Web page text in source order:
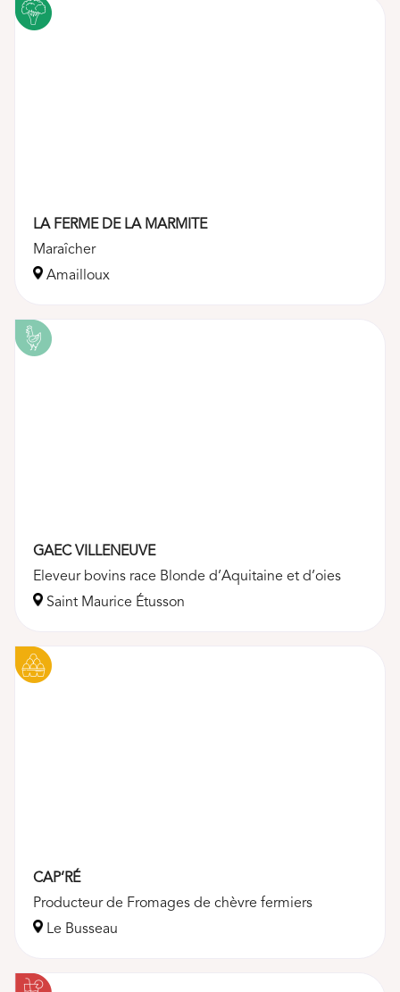
LA FERME DE LA MARMITE
Maraîcher
Amailloux
GAEC VILLENEUVE
Eleveur bovins race Blonde d’Aquitaine et d’oies
Saint Maurice Étusson
CAP’RÉ
Producteur de Fromages de chèvre fermiers
Le Busseau